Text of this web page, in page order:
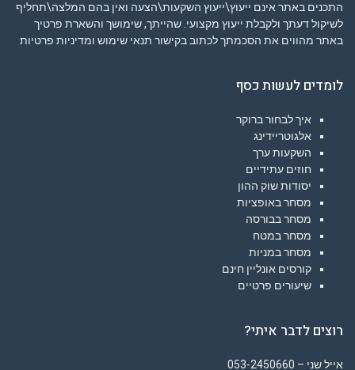
התכנים באתר אינם ייעוץ\ייעוץ השקעות\הצעה ואין בהם המלצה\תחליף
לשיקול דעתך ולקבלת ייעוץ מקצועי. שהייתך, שימושך והשארת פרטיך
באתר מהווים את הסכמתך לכתוב בקישור תנאי שימוש ומדיניות פרטיות
לומדים לעשות כסף
איך לבחור ברוקר
אלגוטריידינג
השקעות ערך
חוזים עתידיים
יסודות שוק ההון
מסחר באופציות
מסחר בבורסה
מסחר במטח
מסחר במניות
קורסים אונליין חינם
שיעורים פרטיים
רוצים לדבר איתי?
אייל שני – 053-2450660